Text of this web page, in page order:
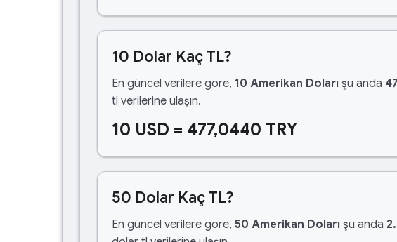
10 Dolar Kaç TL?
En güncel verilere göre, 10 Amerikan Doları şu anda
tl verilerine ulaşın.
10 USD = 477,0440 TRY
50 Dolar Kaç TL?
En güncel verilere göre, 50 Amerikan Doları şu anda